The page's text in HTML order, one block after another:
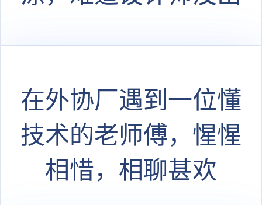
在外协厂遇到一位懂
技术的老师傅，惺惺
相惜，相聊甚欢